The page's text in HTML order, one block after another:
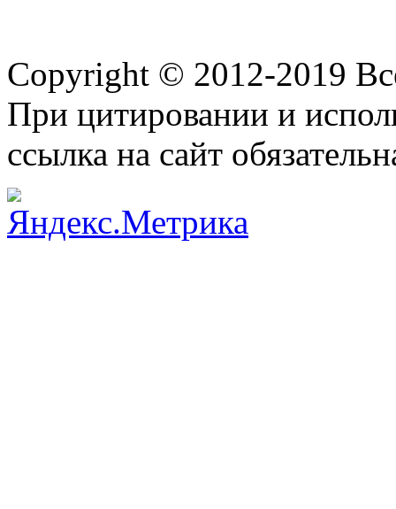
Copyright © 2012-2019
При цитировании и
ссылка на сайт